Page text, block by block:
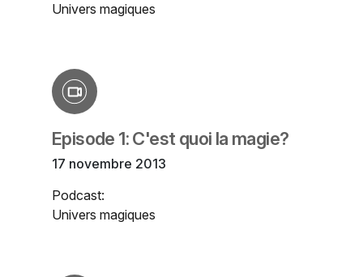
Univers magiques
Episode 1: C'est quoi la magie?
17 novembre 2013
Podcast:
Univers magiques